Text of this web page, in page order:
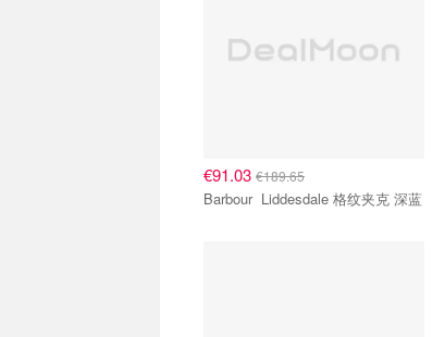
€91.03 €189.65
Barbour Liddesdale 格纹夹克 深蓝